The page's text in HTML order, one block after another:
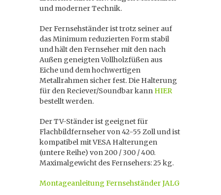
und moderner Technik.
Der Fernsehständer ist trotz seiner auf
das Minimum reduzierten Form stabil
und hält den Fernseher mit den nach
Außen geneigten Vollholzfüßen aus
Eiche und dem hochwertigen
Metallrahmen sicher fest. Die Halterung
für den Reciever/Soundbar kann HIER
bestellt werden.
Der TV-Ständer ist geeignet für
Flachbildfernseher von 42-55 Zoll und ist
kompatibel mit VESA Halterungen
(untere Reihe) von 200 / 300 / 400.
Maximalgewicht des Fernsehers: 25 kg.
Montageanleitung Fernsehständer JALG